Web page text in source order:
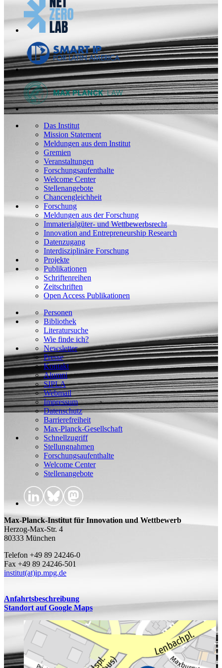
Das Institut
Mission Statement
Meldungen aus dem Institut
Gremien
Veranstaltungen
Forschungsaufenthalte
Welcome Center
Stellenangebote
Chancengleichheit
Forschung
Meldungen aus der Forschung
Immaterialgüter- und Wettbewerbsrecht
Innovation and Entrepreneurship Research
Datenzugang
Interdisziplinäre Forschung
Projekte
Publikationen
Schriftenreihen
Zeitschriften
Open Access Publikationen
Personen
Bibliothek
Literatursuche
Wie finde ich?
Newsletter
Presse
Kontakt
Alumni
SIPLA
Webmail
Impressum
Datenschutz
Barrierefreiheit
Max-Planck-Gesellschaft
Schnellzugriff
Stellungnahmen
Forschungsaufenthalte
Welcome Center
Stellenangebote
Max-Planck-Institut für Innovation und Wettbewerb
Herzog-Max-Str. 4
80333 München
Telefon +49 89 24246-0
Fax +49 89 24246-501
institut(at)ip.mpg.de
Anfahrtsbeschreibung
Standort auf Google Maps